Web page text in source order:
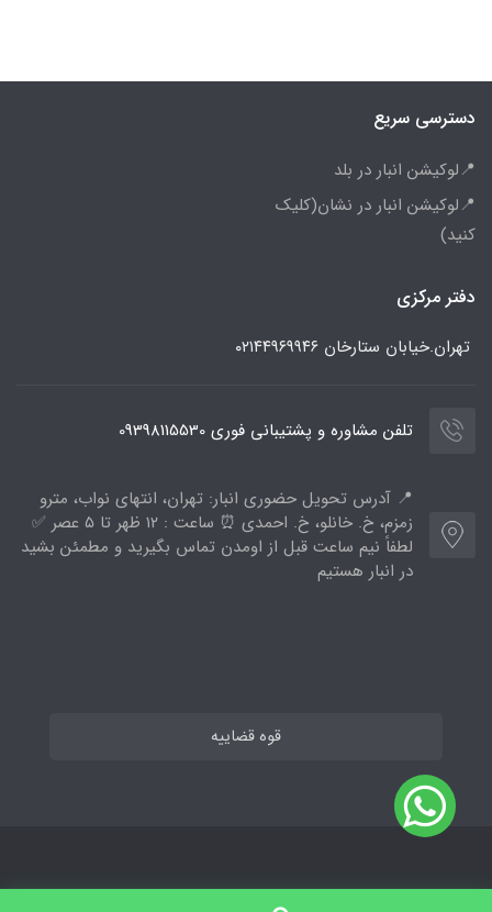
دسترسی سریع
📍لوکیشن انبار در بلد
📍لوکیشن انبار در نشان(کلیک
کنید)
دفتر مرکزی
تهران.خیابان ستارخان ۰۲۱۴۴۹۶۹۹۴۶
تلفن مشاوره و پشتیبانی فوری 09398115530
📍 آدرس تحویل حضوری انبار: تهران، انتهای نواب، مترو
زمزم، خ. خانلو، خ. احمدی ⏰ ساعت : ۱۲ ظهر تا ۵ عصر ✅
لطفاً نیم ساعت قبل از اومدن تماس بگیرید و مطمئن بشید
در انبار هستیم
قوه قضاییه